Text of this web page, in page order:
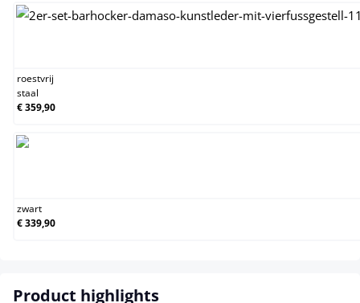
roestvrij
staal
€ 359,90
zwart
€ 339,90
Product highlights